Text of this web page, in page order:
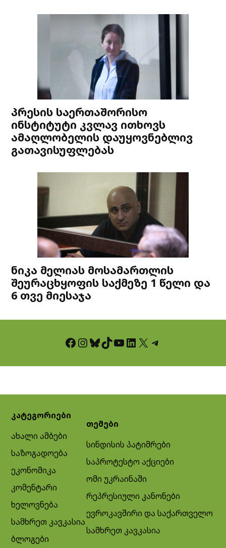
პრესის საერთაშორისო
ინსტიტუტი კვლავ ითხოვს
ამაღლობელის დაუყოვნებლივ
გათავისუფლებას
ნიკა მელიას მოსამართლის
შეურაცხყოფის საქმეზე 1 წელი და
6 თვე მიესაჯა
Facebook InstagramBluesky TikTok YouTube LinkedIn X Telegram
კატეგორიები
ახალი ამბები
საზოგადოება
ეკონომიკა
კომენტარი
ხელოვნება
სამხრეთ კავკასია
ბლოგები
თემები
სინდისის პატიმრები
საპროტესტო აქციები
ომი უკრაინაში
რეპრესიული კანონები
ევროკავშირი და საქართველო
სამხრეთ კავკასია